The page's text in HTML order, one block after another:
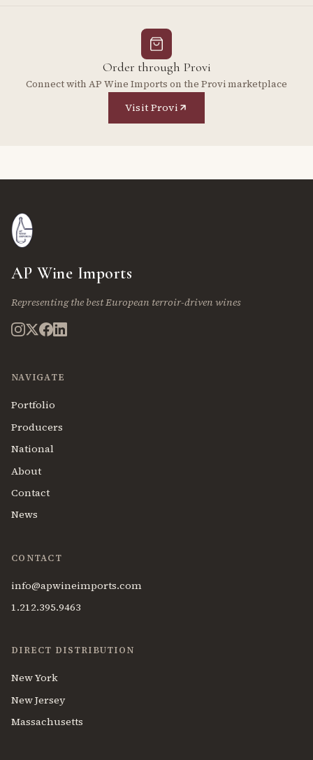
Order through Provi
Connect with AP Wine Imports on the Provi marketplace
Visit Provi
AP Wine Imports
Representing the best European terroir-driven wines
NAVIGATE
Portfolio
Producers
National
About
Contact
News
CONTACT
info@apwineimports.com
1.212.395.9463
DIRECT DISTRIBUTION
New York
New Jersey
Massachusetts